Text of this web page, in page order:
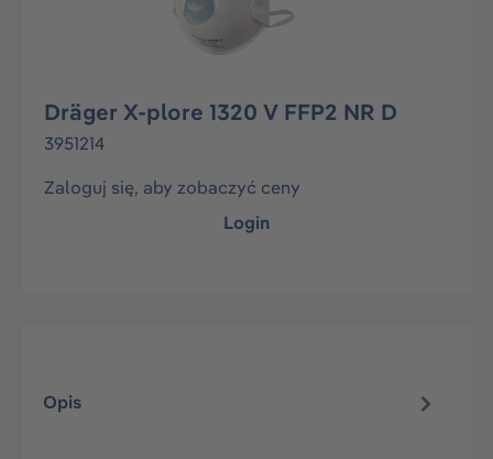
Dräger X-plore 1320 V FFP2 NR D
3951214
Zaloguj się, aby zobaczyć ceny
Login
Opis